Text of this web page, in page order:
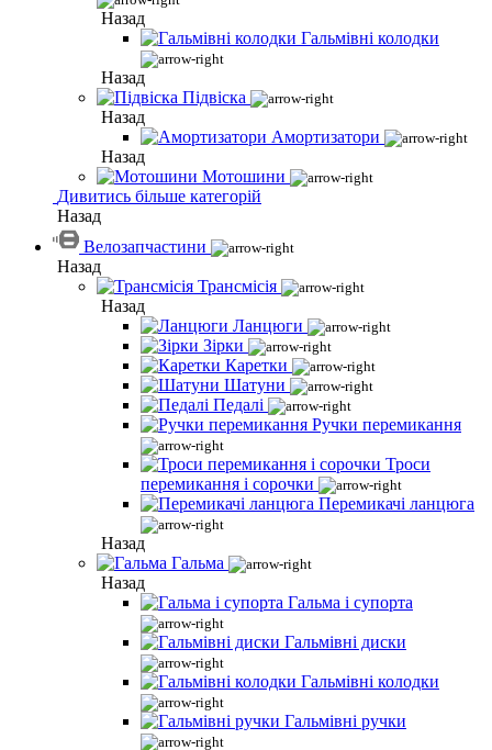
Назад
Гальмівні колодки
Назад
Підвіска
Назад
Амортизатори
Назад
Мотошини
Дивитись більше категорій
Назад
Велозапчастини
Назад
Трансмісія
Назад
Ланцюги
Зірки
Каретки
Шатуни
Педалі
Ручки перемикання
Троси
перемикання і сорочки
Перемикачі ланцюга
Назад
Гальма
Назад
Гальма і супорта
Гальмівні диски
Гальмівні колодки
Гальмівні ручки